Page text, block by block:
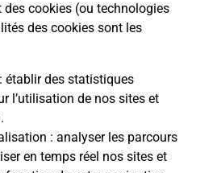
des cookies (ou technologies
des cookies sont les
: établir des statistiques
l’utilisation de nos sites et
: analyser les parcours
en temps réel nos sites et
classique avec
qu’est ce que
la
?